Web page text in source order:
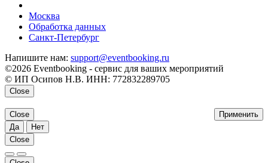
Москва
Обработка данных
Санкт-Петербург
Напишите нам: support@eventbooking.ru
©2026 Eventbooking - сервис для ваших мероприятий
© ИП Осипов Н.В. ИНН: 772832289705
Close
Применить
Close
Да
Нет
Close